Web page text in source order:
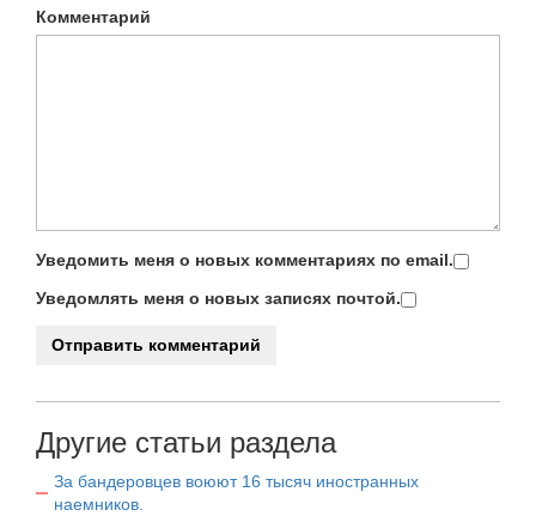
Комментарий
Уведомить меня о новых комментариях по email.
Уведомлять меня о новых записях почтой.
Другие статьи раздела
За бандеровцев воюют 16 тысяч иностранных
наемников.